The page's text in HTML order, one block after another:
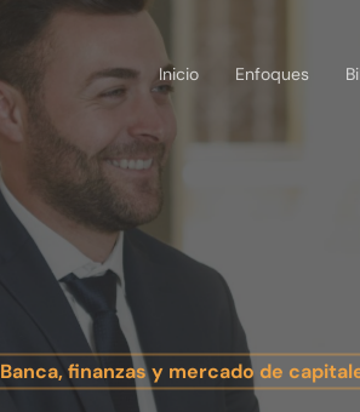
Inicio Enfoques
Banca, finanzas y mercado de